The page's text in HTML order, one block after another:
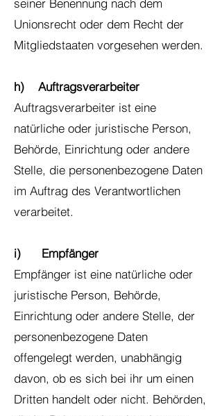
seiner Benennung nach dem
Unionsrecht oder dem Recht der
Mitgliedstaaten vorgesehen werden.
h) Auftragsverarbeiter
Auftragsverarbeiter ist eine
natürliche oder juristische Person,
Behörde, Einrichtung oder andere
Stelle, die personenbezogene Daten
im Auftrag des Verantwortlichen
verarbeitet.
i) Empfänger
Empfänger ist eine natürliche oder
juristische Person, Behörde,
Einrichtung oder andere Stelle, der
personenbezogene Daten
offengelegt werden, unabhängig
davon, ob es sich bei ihr um einen
Dritten handelt oder nicht. Behörden,